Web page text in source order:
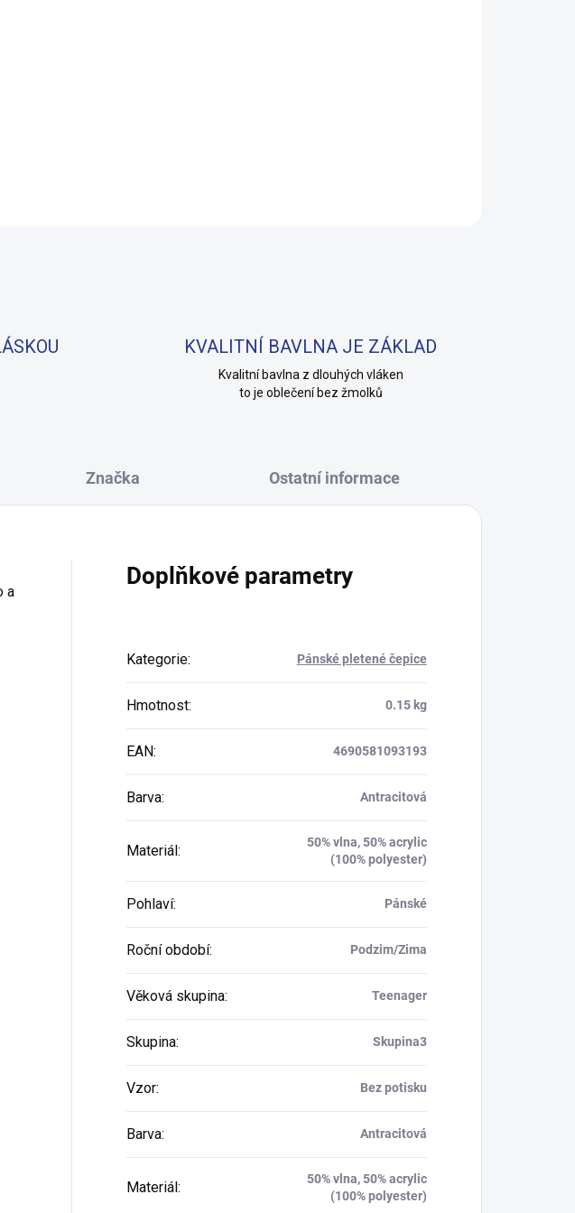
KVALITNÍ BAVLNA JE ZÁKLAD
Kvalitní bavlna z dlouhých vláken
to je oblečení bez žmolků
Značka Ostatní informace
a
Doplňkové parametry
Kategorie: Pánské pletené čepice
Hmotnost: 0.15 kg
EAN: 4690581093193
Barva: Antracitová
Materiál :
50% vlna, 50% acrylic
(100% polyester)
Pohlaví: Pánské
Roční období: Podzim/Zima
Věková skupina: Teenager
Skupina: Skupina3
Vzor: Bez potisku
Barva: Antracitová
Materiál :
50% vlna, 50% acrylic
(100% polyester)